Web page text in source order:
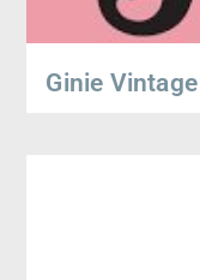
Ginie Vintage